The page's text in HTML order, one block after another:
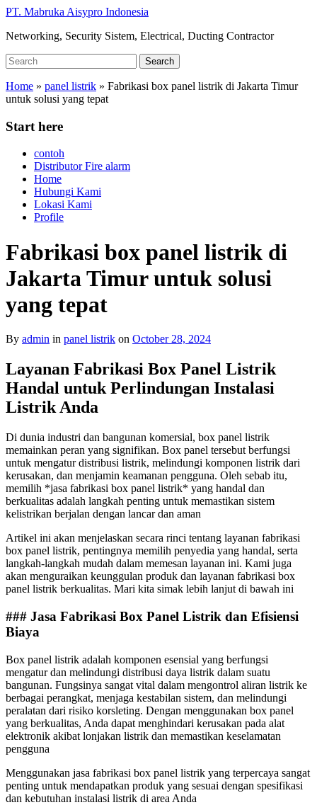
Skip
main
PT. Mabruka Aisypro Indonesia
Networking, Security Sistem, Electrical, Ducting Contractor
Search
for:
Search
Home » panel listrik » Fabrikasi box panel listrik di Jakarta Timur
untuk solusi yang tepat
Start here
contoh
Distributor Fire alarm
Home
Hubungi Kami
Lokasi Kami
Profile
Fabrikasi box panel listrik di
Jakarta Timur untuk solusi
yang tepat
By admin in panel listrik on October 28, 2024
Layanan Fabrikasi Box Panel Listrik
Handal untuk Perlindungan Instalasi
Listrik Anda
Di dunia industri dan bangunan komersial, box panel listrik
memainkan peran yang signifikan. Box panel tersebut berfungsi
untuk mengatur distribusi listrik, melindungi komponen listrik dari
kerusakan, dan menjamin keamanan pengguna. Oleh sebab itu,
memilih *jasa fabrikasi box panel listrik* yang handal dan
berkualitas adalah langkah penting untuk memastikan sistem
kelistrikan berjalan dengan lancar dan aman
Artikel ini akan menjelaskan secara rinci tentang layanan fabrikasi
box panel listrik, pentingnya memilih penyedia yang handal, serta
langkah-langkah mudah dalam memesan layanan ini. Kami juga
akan menguraikan keunggulan produk dan layanan fabrikasi box
panel listrik berkualitas. Mari kita simak lebih lanjut di bawah ini
### Jasa Fabrikasi Box Panel Listrik dan Efisiensi
Biaya
Box panel listrik adalah komponen esensial yang berfungsi
mengatur dan melindungi distribusi daya listrik dalam suatu
bangunan. Fungsinya sangat vital dalam mengontrol aliran listrik ke
berbagai perangkat, menjaga kestabilan sistem, dan melindungi
peralatan dari risiko korsleting. Dengan menggunakan box panel
yang berkualitas, Anda dapat menghindari kerusakan pada alat
elektronik akibat lonjakan listrik dan memastikan keselamatan
pengguna
Menggunakan jasa fabrikasi box panel listrik yang terpercaya sangat
penting untuk mendapatkan produk yang sesuai dengan spesifikasi
dan kebutuhan instalasi listrik di area Anda